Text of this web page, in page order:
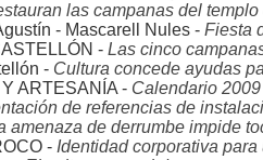
las campanas del
- Mascarell Nules - Fiesta
- Las cinco
- Cultura concede ayudas
ARTESANÍA - Calendario 2009
de referencias de
amenaza de derrumbe impide
- Identidad corporativa